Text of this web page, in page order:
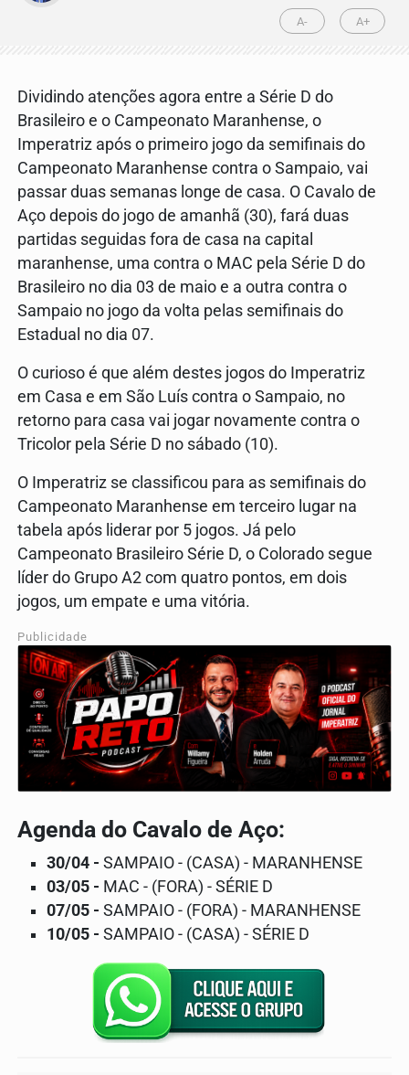
A- A+
Dividindo atenções agora entre a Série D do
Brasileiro e o Campeonato Maranhense, o
Imperatriz após o primeiro jogo da semifinais do
Campeonato Maranhense contra o Sampaio, vai
passar duas semanas longe de casa. O Cavalo de
Aço depois do jogo de amanhã (30), fará duas
partidas seguidas fora de casa na capital
maranhense, uma contra o MAC pela Série D do
Brasileiro no dia 03 de maio e a outra contra o
Sampaio no jogo da volta pelas semifinais do
Estadual no dia 07.
O curioso é que além destes jogos do Imperatriz
em Casa e em São Luís contra o Sampaio, no
retorno para casa vai jogar novamente contra o
Tricolor pela Série D no sábado (10).
O Imperatriz se classificou para as semifinais do
Campeonato Maranhense em terceiro lugar na
tabela após liderar por 5 jogos. Já pelo
Campeonato Brasileiro Série D, o Colorado segue
líder do Grupo A2 com quatro pontos, em dois
jogos, um empate e uma vitória.
Publicidade
Agenda do Cavalo de Aço:
30/04 - SAMPAIO - (CASA) - MARANHENSE
03/05 - MAC - (FORA) - SÉRIE D
07/05 - SAMPAIO - (FORA) - MARANHENSE
10/05 - SAMPAIO - (CASA) - SÉRIE D